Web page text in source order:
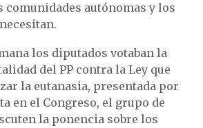
comunidades autónomas y los
los diputados votaban la
del PP contra la Ley que
la eutanasia, presentada por
en el Congreso, el grupo de
la ponencia sobre los